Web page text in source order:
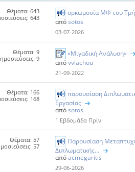
Θέματα: 643
643
ορκωμοσία ΜΦ του
απόsotos
03-07-2026
Θέματα: 9
9
«Μιγαδική Ανάλυση»
απόvvlachou
21-09-2022
Θέματα: 166
168
παρουσίαση
Εργασίας
απόsotos
1 Εβδομάδα Πρίν
Θέματα: 57
57
Παρουσίαση
Διπλωματικής...
απόacmegaritis
29-06-2026